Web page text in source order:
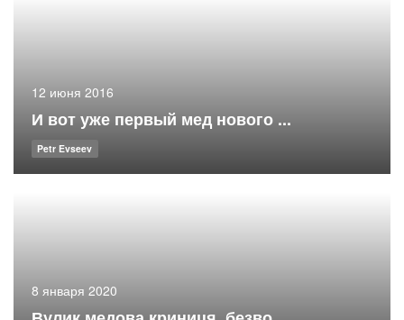
12 июня 2016
И вот уже первый мед нового ...
Petr Evseev
8 января 2020